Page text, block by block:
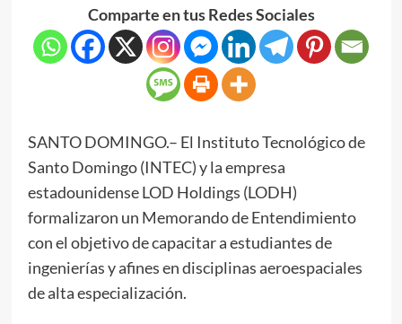
Comparte en tus Redes Sociales
SANTO DOMINGO.– El Instituto Tecnológico de
Santo Domingo (INTEC) y la empresa
estadounidense LOD Holdings (LODH)
formalizaron un Memorando de Entendimiento
con el objetivo de capacitar a estudiantes de
ingenierías y afines en disciplinas aeroespaciales
de alta especialización.